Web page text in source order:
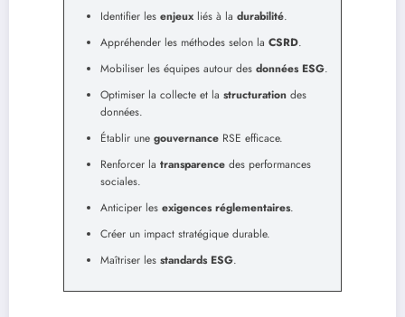
Identifier les enjeux liés à la durabilité.
Appréhender les méthodes selon la CSRD.
Mobiliser les équipes autour des données ESG.
Optimiser la collecte et la structuration des
données.
Établir une gouvernance RSE efficace.
Renforcer la transparence des performances
sociales.
Anticiper les exigences réglementaires.
Créer un impact stratégique durable.
Maîtriser les standards ESG.